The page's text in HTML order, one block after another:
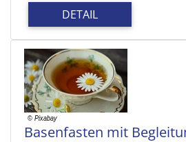
DETAIL
Basenfasten mit